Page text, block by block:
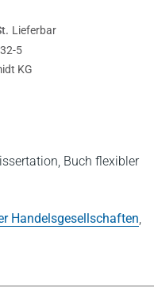
Buch flexibler
Handelsgesellschaften
Lieferbar
5
KG